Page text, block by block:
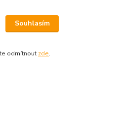
volba 3
Souhlasím
odmítnout zde.